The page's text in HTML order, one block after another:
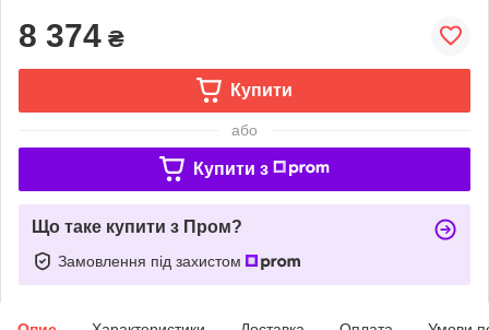
8 374 ₴
Купити
або
Купити з
Що таке купити з Пром?
Замовлення під захистом